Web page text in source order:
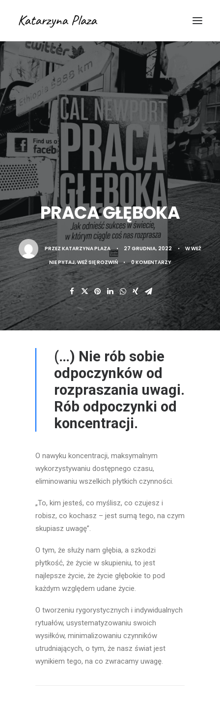
PRACA GŁĘBOKA
PRZEZKATARZYNA PLAZA • 27 GRUDNIA, 2022 • WWEŹ
NIE PYTAJ, WEŹ SIĘ ROZWIŃ
• 0 KOMENTARZY
(…) Nie rób sobie
odpoczynków od
rozpraszania uwagi.
Rób odpoczynki od
koncentracji.
O nawyku koncentracji, maksymalnym
wykorzystywaniu dostępnego czasu,
eliminowaniu wszelkich płytkich czynności.
„To, kim jesteś, co myślisz, co czujesz i
robisz, co kochasz – jest sumą tego, na czym
skupiasz uwagę”.
O tym, że służy nam głębia, a szkodzi
płytkość, że życie w skupieniu, to jest
najlepsze życie, że życie głębokie to pod
każdym względem udane życie.
O tworzeniu rygorystycznych i indywidualnych
rytuałów, usystematyzowaniu swoich
wysiłków, minimalizowaniu czynników
utrudniających, o tym, że nasz świat jest
wynikiem tego, na co zwracamy uwagę.